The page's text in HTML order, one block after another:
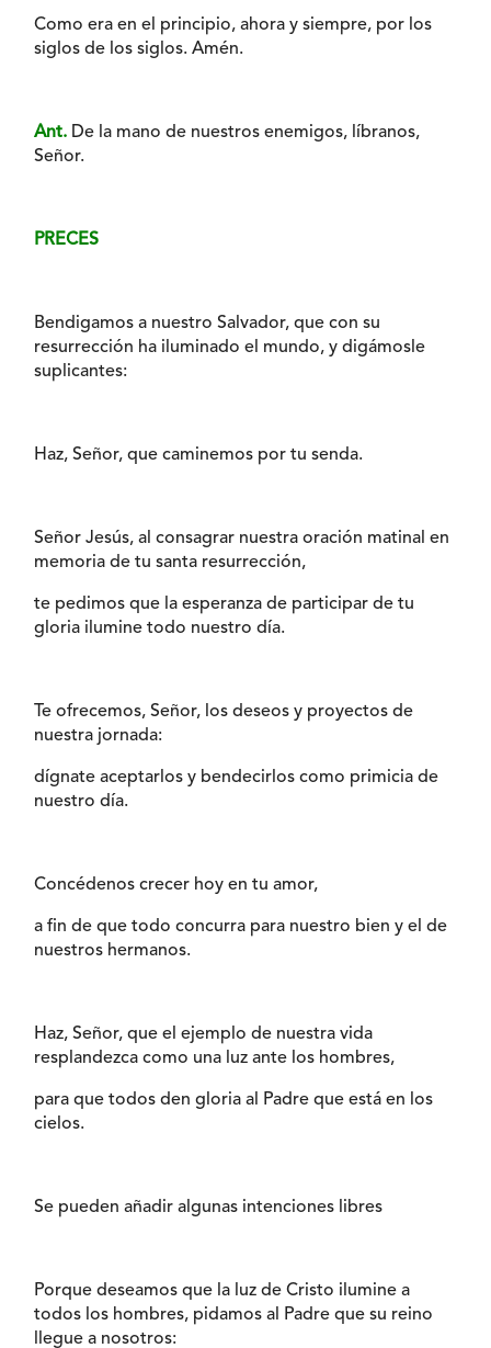
Como era en el principio, ahora y siempre, por los
siglos de los siglos. Amén.
Ant. De la mano de nuestros enemigos, líbranos,
Señor.
PRECES
Bendigamos a nuestro Salvador, que con su
resurrección ha iluminado el mundo, y digámosle
suplicantes:
Haz, Señor, que caminemos por tu senda.
Señor Jesús, al consagrar nuestra oración matinal en
memoria de tu santa resurrección,
te pedimos que la esperanza de participar de tu
gloria ilumine todo nuestro día.
Te ofrecemos, Señor, los deseos y proyectos de
nuestra jornada:
dígnate aceptarlos y bendecirlos como primicia de
nuestro día.
Concédenos crecer hoy en tu amor,
a fin de que todo concurra para nuestro bien y el de
nuestros hermanos.
Haz, Señor, que el ejemplo de nuestra vida
resplandezca como una luz ante los hombres,
para que todos den gloria al Padre que está en los
cielos.
Se pueden añadir algunas intenciones libres
Porque deseamos que la luz de Cristo ilumine a
todos los hombres, pidamos al Padre que su reino
llegue a nosotros: